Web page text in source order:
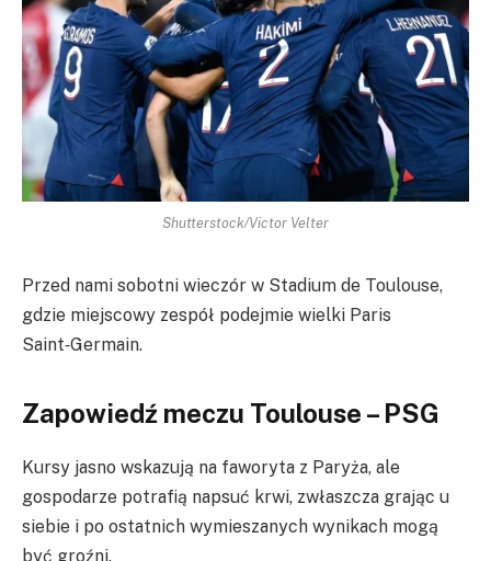
Shutterstock/Victor Velter
Przed nami sobotni wieczór w Stadium de Toulouse,
gdzie miejscowy zespół podejmie wielki Paris
Saint‑Germain.
Zapowiedź meczu Toulouse – PSG
Kursy jasno wskazują na faworyta z Paryża, ale
gospodarze potrafią napsuć krwi, zwłaszcza grając u
siebie i po ostatnich wymieszanych wynikach mogą
być groźni.